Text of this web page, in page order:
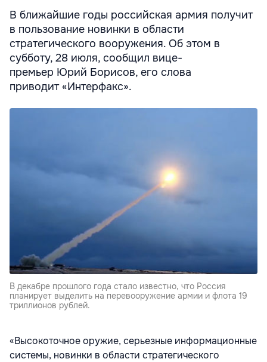
В ближайшие годы российская армия получит
в пользование новинки в области
стратегического вооружения. Об этом в
субботу, 28 июля, сообщил вице-
премьер Юрий Борисов, его слова
приводит «Интерфакс».
В декабре прошлого года стало известно, что Россия
планирует выделить на перевооружение армии и флота 19
триллионов рублей.
«Высокоточное оружие, серьезные информационные
системы, новинки в области стратегического